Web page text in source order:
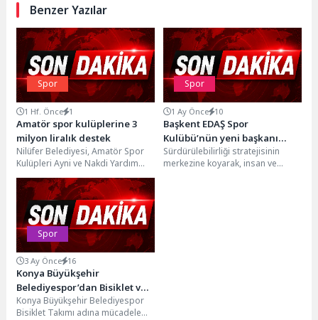
Benzer Yazılar
Spor
1 Hf. Önce 1
Amatör spor kulüplerine 3
milyon liralık destek
Nilüfer Belediyesi, Amatör Spor
Kulüpleri Ayni ve Nakdi Yardım
Destek Projesi kapsamında 31
spor kulübüne...
Spor
1 Ay Önce 10
Başkent EDAŞ Spor
Kulübü’nün yeni başkanı
Ebru Taşcıoğlu oldu
Sürdürülebilirliği stratejisinin
merkezine koyarak, insan ve
Spor
3 Ay Önce 16
Konya Büyükşehir
Belediyespor’dan Bisiklet ve
Judoda Önemli Dereceler
Konya Büyükşehir Belediyespor
Bisiklet Takımı adına mücadele